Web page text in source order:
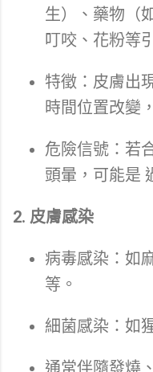
生）、藥物（
叮咬、花粉等
特徵：皮膚出
時間位置改變
危險信號：若
頭暈，可能是
2. 皮膚感染
病毒感染：如
等。
細菌感染：如